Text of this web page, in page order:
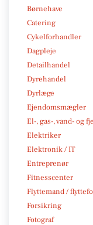
Børnehave
Catering
Cykelforhandler
Dagpleje
Detailhandel
Dyrehandel
Dyrlæge
Ejendomsmægler
El-, gas-, vand- og
Elektriker
Elektronik / IT
Entreprenør
Fitnesscenter
Flyttemand /
Forsikring
Fotograf